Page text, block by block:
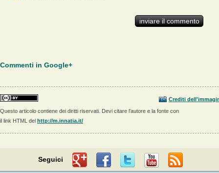
Commenti in Google+
Crediti
Questo articolo contiene dei diritti riservati. Devi citare l'autore e la fonte con
il link HTML del http://m.innatia.it/
Seguici